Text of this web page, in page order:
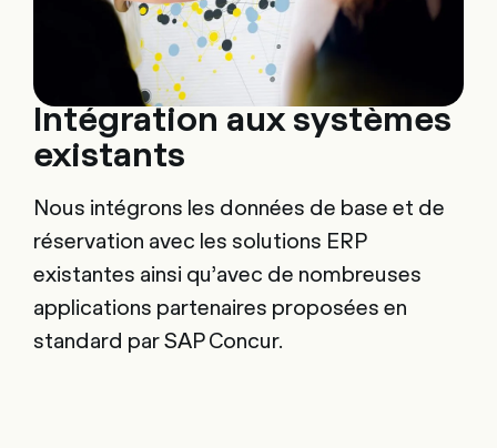
Intégration aux systèmes
existants
Nous intégrons les données de base et de
réservation avec les solutions ERP
existantes ainsi qu’avec de nombreuses
applications partenaires proposées en
standard par SAP Concur.